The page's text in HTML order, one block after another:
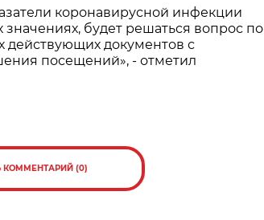
коронавирусной инфекции
будет решаться вопрос по
действующих документов с
посещений», - отметил
КОММЕНТАРИЙ (0)